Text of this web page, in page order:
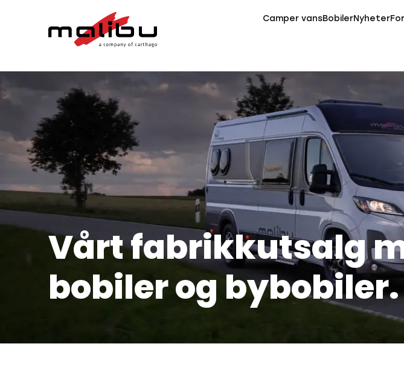
Camper vansBobilerNyheter
Vårt fabrikkutsalg
bobiler og bybobiler.